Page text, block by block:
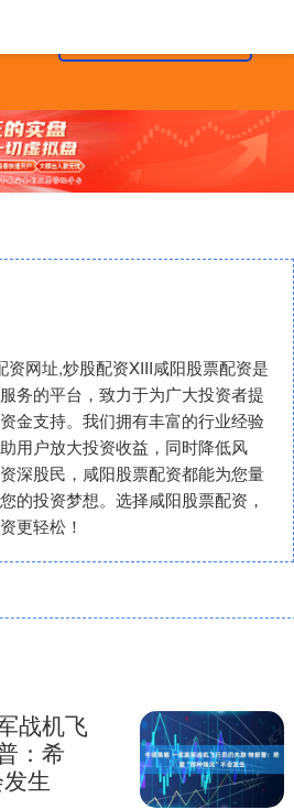
资网址,炒股配资XIII‌咸阳股票配资是
务的平台，致力于为广大投资者提
金支持。我们拥有丰富的行业经验
用户放大投资收益，同时降低风
深股民，咸阳股票配资都能为您量
的投资梦想。选择咸阳股票配资，
更轻松！
战机飞
：希
生